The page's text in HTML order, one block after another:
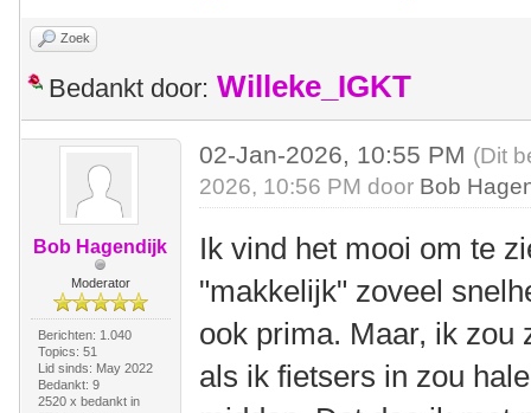
Zoek
Bedankt door: Willeke_IGKT
Bob Hagendijk
Moderator
Berichten: 1.040
Topics: 51
Lid sinds: May 2022
Bedankt: 9
2520 x bedankt in
02-Jan-2026, 10:55 PM (Dit
2026, 10:56 PM door Bob
Ik vind het mooi om te
"makkelijk" zoveel
ook prima. Maar, ik zou
als ik fietsers in zou